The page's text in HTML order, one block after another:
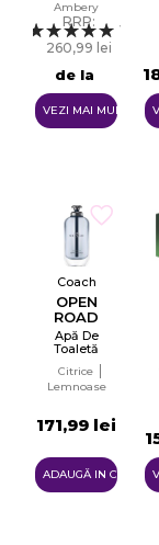
Ambery
1
de la
RRP:
260,99 lei
236,99 lei
VEZI MAI MULTE
Coach
OPEN
ROAD
Apă De
Toaletă
Bărbați
Tester
Citrice
Lemnoase
171,99 lei
ADAUGĂ IN COŞ
Creeaza